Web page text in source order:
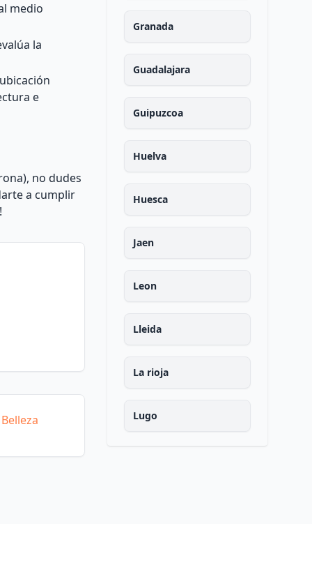
medio
la
e
no dudes
a cumplir
Granada
Guadalajara
Guipuzcoa
Huelva
Huesca
Jaen
Leon
Lleida
La rioja
Lugo